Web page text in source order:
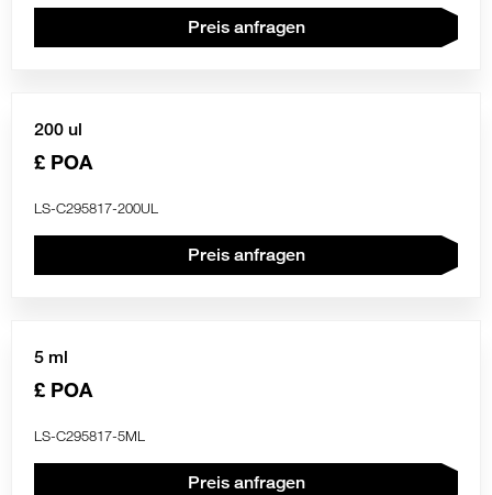
Preis anfragen
200 ul
£ POA
LS-C295817-200UL
Preis anfragen
5 ml
£ POA
LS-C295817-5ML
Preis anfragen